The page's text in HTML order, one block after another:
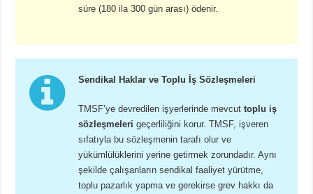
süre (180 ila 300 gün arası) ödenir.
Sendikal Haklar ve Toplu İş Sözleşmeleri
TMSF’ye devredilen işyerlerinde mevcuttoplu iş
sözleşmeleri geçerliliğini korur. TMSF, işveren
sıfatıyla bu sözleşmenin tarafı olur ve
yükümlülüklerini yerine getirmek zorundadır. Aynı
şekilde çalışanların sendikal faaliyet yürütme,
toplu pazarlık yapma ve gerekirse grev hakkı da